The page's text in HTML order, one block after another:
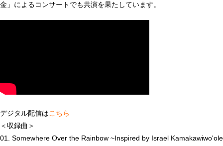
金」によるコンサートでも共演を果たしています。
デジタル配信はこちら
＜収録曲＞
01. Somewhere Over the Rainbow ~Inspired by Israel Kamakawiwo'ole